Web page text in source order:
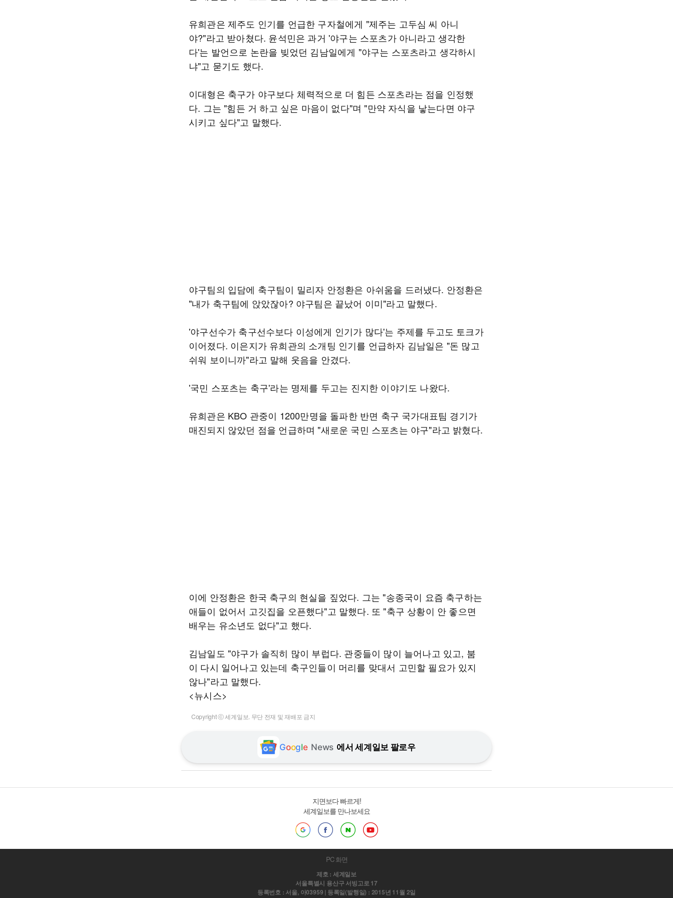
유희관은 제주도 인기를 언급한 구자철에게 "제주는 고두심 씨 아니
야?"라고 받아쳤다. 윤석민은 과거 '야구는 스포츠가 아니라고 생각한
다'는 발언으로 논란을 빚었던 김남일에게 "야구는 스포츠라고 생각하시
냐"고 묻기도 했다.
이대형은 축구가 야구보다 체력적으로 더 힘든 스포츠라는 점을 인정했
다. 그는 "힘든 거 하고 싶은 마음이 없다"며 "만약 자식을 낳는다면 야구
시키고 싶다"고 말했다.
야구팀의 입담에 축구팀이 밀리자 안정환은 아쉬움을 드러냈다. 안정환은
"내가 축구팀에 앉았잖아? 야구팀은 끝났어 이미"라고 말했다.
'야구선수가 축구선수보다 이성에게 인기가 많다'는 주제를 두고도 토크가
이어졌다. 이은지가 유희관의 소개팅 인기를 언급하자 김남일은 "돈 많고
쉬워 보이니까"라고 말해 웃음을 안겼다.
'국민 스포츠는 축구'라는 명제를 두고는 진지한 이야기도 나왔다.
유희관은 KBO 관중이 1200만명을 돌파한 반면 축구 국가대표팀 경기가
매진되지 않았던 점을 언급하며 "새로운 국민 스포츠는 야구"라고 밝혔다.
이에 안정환은 한국 축구의 현실을 짚었다. 그는 "송종국이 요즘 축구하는
애들이 없어서 고깃집을 오픈했다"고 말했다. 또 "축구 상황이 안 좋으면
배우는 유소년도 없다"고 했다.
김남일도 "야구가 솔직히 많이 부럽다. 관중들이 많이 늘어나고 있고, 붐
이 다시 일어나고 있는데 축구인들이 머리를 맞대서 고민할 필요가 있지
않나"라고 말했다.
<뉴시스>
Copyright ⓒ 세계일보. 무단 전재 및 재배포 금지
Google News 에서 세계일보 팔로우
지면보다 빠르게!
세계일보를 만나보세요
PC 화면
제호 : 세계일보
서울특별시 용산구 서빙고로 17
등록번호 : 서울, 아03959 | 등록일(발행일) : 2015년 11월 2일